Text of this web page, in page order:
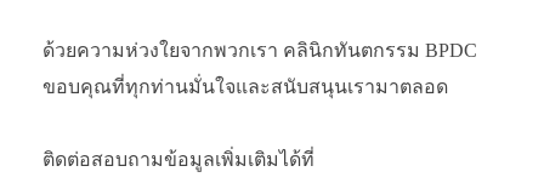
ด้วยความห่วงใยจากพวกเรา คลินิกทันตกรรม BPDC
ขอบคุณที่ทุกท่านมั่นใจและสนับสนุนเรามาตลอด
ติดต่อสอบถามข้อมูลเพิ่มเติมได้ที่